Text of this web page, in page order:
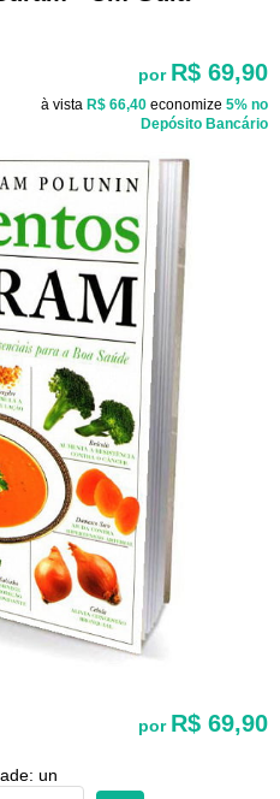
por R$ 69,90
à vista R$ 66,40 economize 5% no
Depósito Bancário
por R$ 69,90
un